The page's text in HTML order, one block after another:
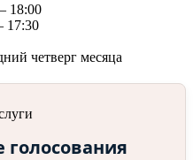
18:00
17:30
четверг месяца